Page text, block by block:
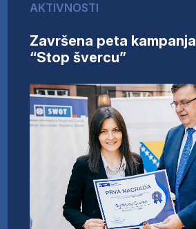
AKTIVNOSTI
Završena peta kampanja
“Stop švercu”